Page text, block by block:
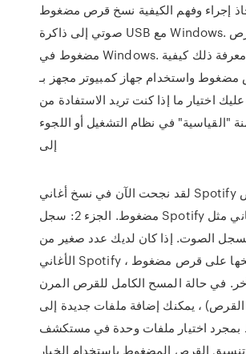
إجراء وفهم الكيفية نسخ قرص مضغوط
صوتي إلى ذاكرة USB مع Windows. كيفية إفراغ قرص
مضغوط في Windows. إذا كنت تريد معرفة ذلك كيفية
مضغوط واستخدام جهاز كمبيوتر مجهز بـ
اختيار ما إذا كنت تريد الاستفادة من
"القياسية" في نظام التشغيل أو اللجوء
إلى
لقد نجحت الآن في نسخ أغاني Spotify على قرص
مضغوط. الجزء 2: سجل Spotify أغاني مثل MP3 مع
الصوت. إذا كان لديك عدد صغير من
الأغاني Spotify التي تريد نسخها على قرص مضغوط ،
في حالة المسح الكامل للقرص المرن
، يمكنك إضافة ملفات جديدة إلى
بمجرد اختيار ملفات وحدة في مستكشف
تنسيق القرص المضغوط باستخدام الخيار